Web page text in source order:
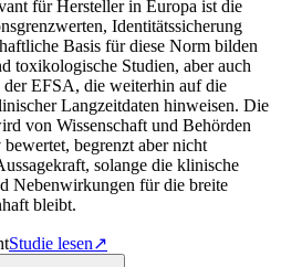
für Hersteller in Europa ist die
Identitätssicherung
Basis für diese Norm bilden
toxikologische Studien, aber auch
EFSA, die weiterhin auf die
Langzeitdaten hinweisen. Die
von Wissenschaft und Behörden
begrenzt aber nicht
solange die klinische
Nebenwirkungen für die breite
bleibt.
Studie lesen↗